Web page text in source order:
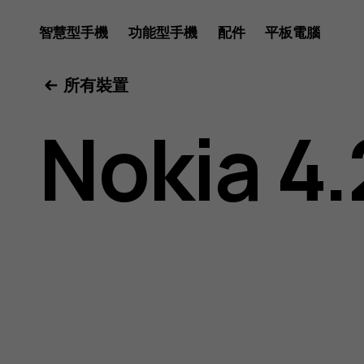
Nokia
4.2
user
智慧型手機 功能型手機 配件 平板電腦
所有裝置
Nokia